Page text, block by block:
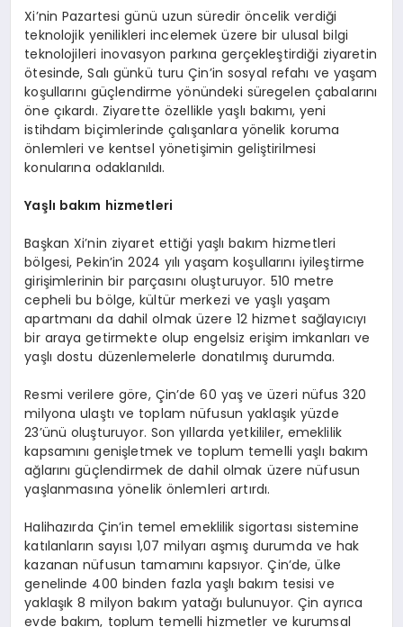
Xi’nin Pazartesi günü uzun süredir öncelik verdiği
teknolojik yenilikleri incelemek üzere bir ulusal bilgi
teknolojileri inovasyon parkına gerçekleştirdiği ziyaretin
ötesinde, Salı günkü turu Çin’in sosyal refahı ve yaşam
koşullarını güçlendirme yönündeki süregelen çabalarını
öne çıkardı. Ziyarette özellikle yaşlı bakımı, yeni
istihdam biçimlerinde çalışanlara yönelik koruma
önlemleri ve kentsel yönetişimin geliştirilmesi
konularına odaklanıldı.
Yaşlı bakım hizmetleri
Başkan Xi’nin ziyaret ettiği yaşlı bakım hizmetleri
bölgesi, Pekin’in 2024 yılı yaşam koşullarını iyileştirme
girişimlerinin bir parçasını oluşturuyor. 510 metre
cepheli bu bölge, kültür merkezi ve yaşlı yaşam
apartmanı da dahil olmak üzere 12 hizmet sağlayıcıyı
bir araya getirmekte olup engelsiz erişim imkanları ve
yaşlı dostu düzenlemelerle donatılmış durumda.
Resmi verilere göre, Çin’de 60 yaş ve üzeri nüfus 320
milyona ulaştı ve toplam nüfusun yaklaşık yüzde
23’ünü oluşturuyor. Son yıllarda yetkililer, emeklilik
kapsamını genişletmek ve toplum temelli yaşlı bakım
ağlarını güçlendirmek de dahil olmak üzere nüfusun
yaşlanmasına yönelik önlemleri artırdı.
Halihazırda Çin’in temel emeklilik sigortası sistemine
katılanların sayısı 1,07 milyarı aşmış durumda ve hak
kazanan nüfusun tamamını kapsıyor. Çin’de, ülke
genelinde 400 binden fazla yaşlı bakım tesisi ve
yaklaşık 8 milyon bakım yatağı bulunuyor. Çin ayrıca
evde bakım, toplum temelli hizmetler ve kurumsal